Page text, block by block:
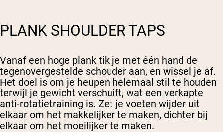
PLANK SHOULDER TAPS
Vanaf een hoge plank tik je met één hand de
tegenovergestelde schouder aan, en wissel je af.
Het doel is om je heupen helemaal stil te houden
terwijl je gewicht verschuift, wat een verkapte
anti-rotatietraining is. Zet je voeten wijder uit
elkaar om het makkelijker te maken, dichter bij
elkaar om het moeilijker te maken.